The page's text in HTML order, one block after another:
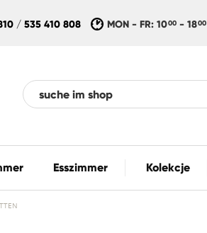
/ 535 410 808 MON - FR: 1000 - 1800
Esszimmer Kolekcje